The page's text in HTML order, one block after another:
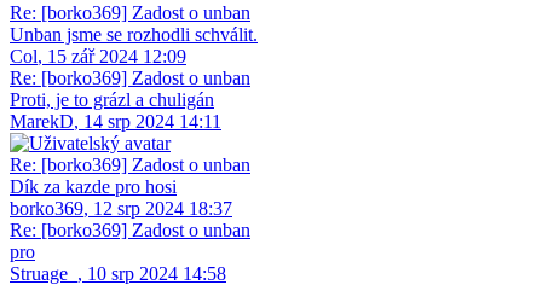
Re: [borko369] Zadost o unban
Unban jsme se rozhodli schválit.
Col, 15 zář 2024 12:09
Re: [borko369] Zadost o unban
Proti, je to grázl a chuligán
MarekD, 14 srp 2024 14:11
Re: [borko369] Zadost o unban
Dík za kazde pro hosi
borko369, 12 srp 2024 18:37
Re: [borko369] Zadost o unban
pro
Struage_ , 10 srp 2024 14:58